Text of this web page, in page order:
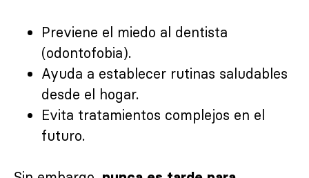
Previene el miedo al dentista
(odontofobia).
Ayuda a establecer rutinas saludables
desde el hogar.
Evita tratamientos complejos en el
futuro.